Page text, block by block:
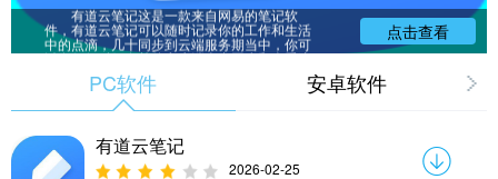
有道云笔记这是一款来自网易的笔记软
件，有道云笔记可以随时记录你的工作和生活
中的点滴，几十同步到云端服务期当中，你可
以在任何时候在其他客户端当中同步和查看这
软件园为大家提供有道云笔记网页版专题 以供
大家下载，不同的种类和版本一定可以帮助到
大家，赶紧看看吧。
点击查看
PC软件 安卓软件
有道云笔记
2026-02-25